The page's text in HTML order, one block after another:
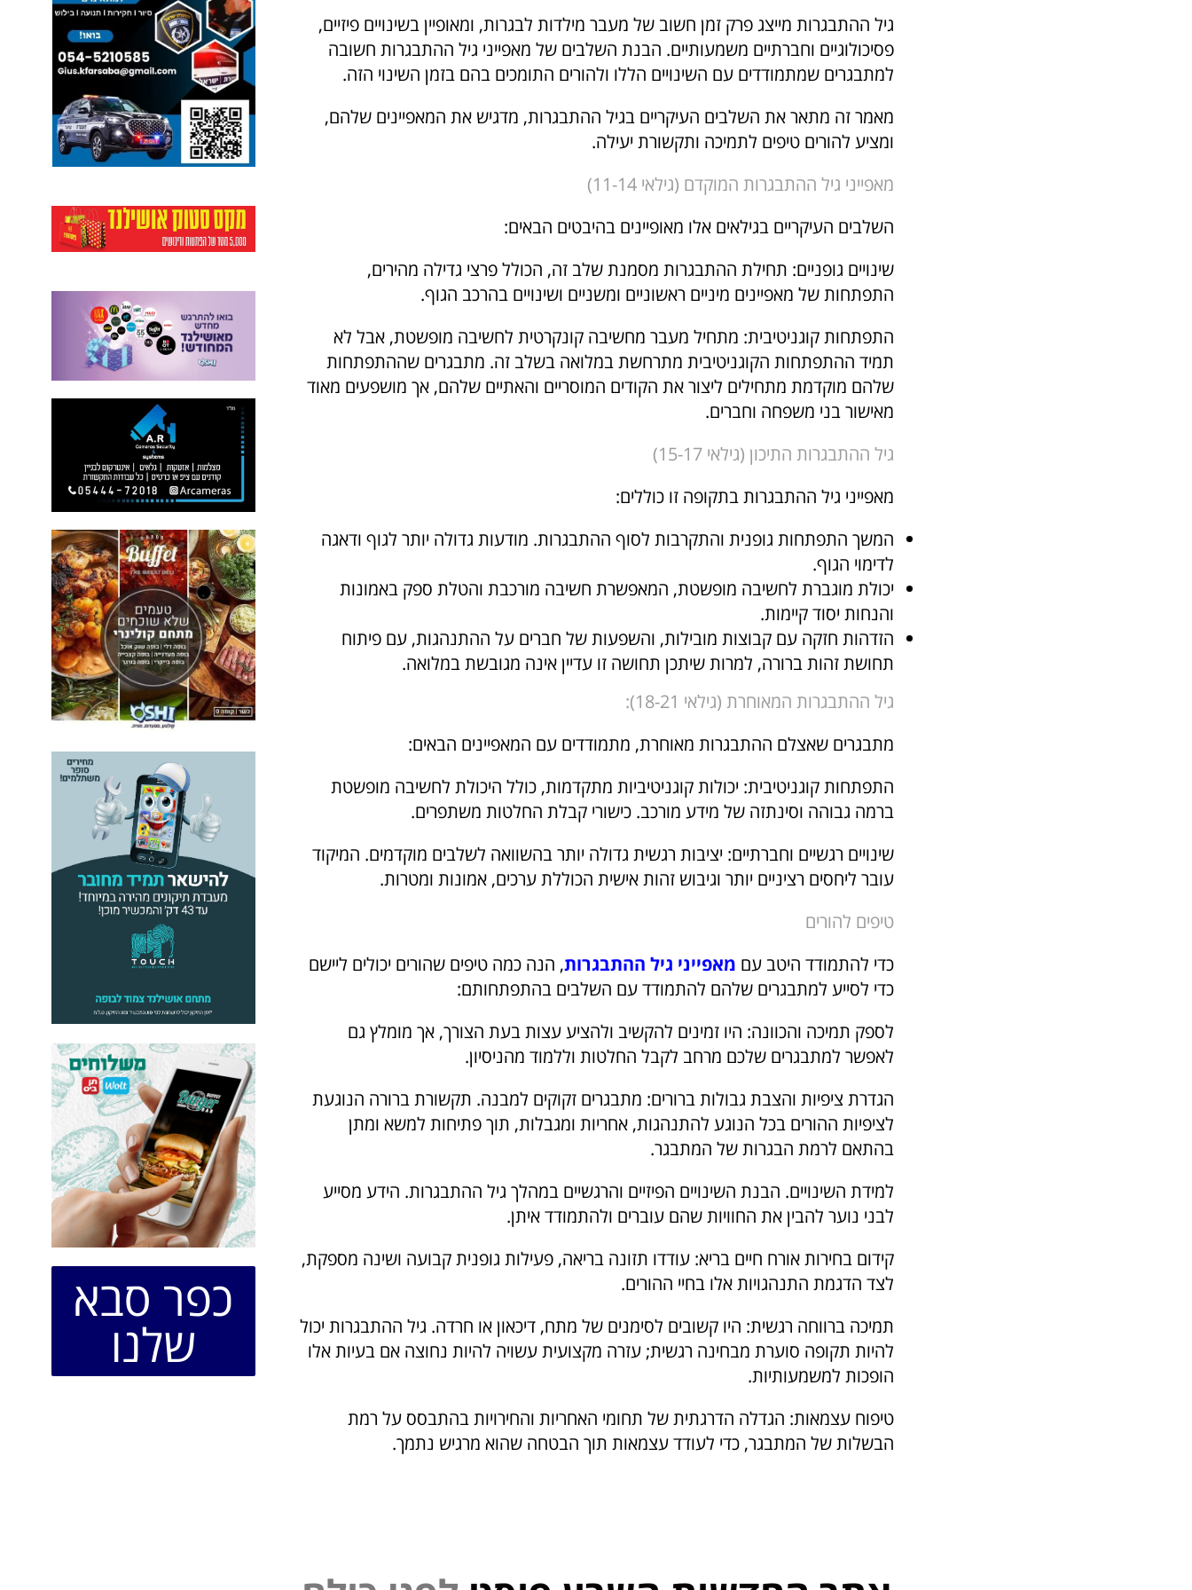
גיל ההתבגרות מייצג פרק זמן חשוב של מעבר מילדות לבגרות, ומאופיין בשינויים פיזיים,
פסיכולוגיים וחברתיים משמעותיים. הבנת השלבים של מאפייני גיל ההתבגרות חשובה
למתבגרים שמתמודדים עם השינויים הללו ולהורים התומכים בהם בזמן השינוי הזה.
מאמר זה מתאר את השלבים העיקריים בגיל ההתבגרות, מדגיש את המאפיינים שלהם,
ומציע להורים טיפים לתמיכה ותקשורת יעילה.
מאפייני גיל ההתבגרות המוקדם (גילאי 11-14)
השלבים העיקריים בגילאים אלו מאופיינים בהיבטים הבאים:
שינויים גופניים: תחילת ההתבגרות מסמנת שלב זה, הכולל פרצי גדילה מהירים,
התפתחות של מאפיינים מיניים ראשוניים ומשניים ושינויים בהרכב הגוף.
התפתחות קוגניטיבית: מתחיל מעבר מחשיבה קונקרטית לחשיבה מופשטת, אבל לא
תמיד ההתפתחות הקוגניטיבית מתרחשת במלואה בשלב זה. מתבגרים שההתפתחות
שלהם מוקדמת מתחילים ליצור את הקודים המוסריים והאתיים שלהם, אך מושפעים מאוד
מאישור בני משפחה וחברים.
גיל ההתבגרות התיכון (גילאי 15-17)
מאפייני גיל ההתבגרות בתקופה זו כוללים:
המשך התפתחות גופנית והתקרבות לסוף ההתבגרות. מודעות גדולה יותר לגוף ודאגה
לדימוי הגוף.
יכולת מוגברת לחשיבה מופשטת, המאפשרת חשיבה מורכבת והטלת ספק באמונות
והנחות יסוד קיימות.
הזדהות חזקה עם קבוצות מובילות, והשפעות של חברים על ההתנהגות, עם פיתוח
תחושת זהות ברורה, למרות שיתכן תחושה זו עדיין אינה מגובשת במלואה.
גיל ההתבגרות המאוחרת (גילאי 18-21):
מתבגרים שאצלם ההתבגרות מאוחרת, מתמודדים עם המאפיינים הבאים:
התפתחות קוגניטיבית: יכולות קוגניטיביות מתקדמות, כולל היכולת לחשיבה מופשטת
ברמה גבוהה וסינתזה של מידע מורכב. כישורי קבלת החלטות משתפרים.
שינויים רגשיים וחברתיים: יציבות רגשית גדולה יותר בהשוואה לשלבים מוקדמים. המיקוד
עובר ליחסים רציניים יותר וגיבוש זהות אישית הכוללת ערכים, אמונות ומטרות.
טיפים להורים
כדי להתמודד היטב עם מאפייני גיל ההתבגרות, הנה כמה טיפים שהורים יכולים ליישם
כדי לסייע למתבגרים שלהם להתמודד עם השלבים בהתפתחותם:
לספק תמיכה והכוונה: היו זמינים להקשיב ולהציע עצות בעת הצורך, אך מומלץ גם
לאפשר למתבגרים שלכם מרחב לקבל החלטות וללמוד מהניסיון.
הגדרת ציפיות והצבת גבולות ברורים: מתבגרים זקוקים למבנה. תקשורת ברורה הנוגעת
לציפיות ההורים בכל הנוגע להתנהגות, אחריות ומגבלות, תוך פתיחות למשא ומתן
בהתאם לרמת הבגרות של המתבגר.
למידת השינויים. הבנת השינויים הפיזיים והרגשיים במהלך גיל ההתבגרות. הידע מסייע
לבני נוער להבין את החוויות שהם עוברים ולהתמודד איתן.
קידום בחירות אורח חיים בריא: עודדו תזונה בריאה, פעילות גופנית קבועה ושינה מספקת,
לצד הדגמת התנהגויות אלו בחיי ההורים.
תמיכה ברווחה רגשית: היו קשובים לסימנים של מתח, דיכאון או חרדה. גיל ההתבגרות יכול
להיות תקופה סוערת מבחינה רגשית; עזרה מקצועית עשויה להיות נחוצה אם בעיות אלו
הופכות למשמעותיות.
טיפוח עצמאות: הגדלה הדרגתית של תחומי האחריות והחירויות בהתבסס על רמת
הבשלות של המתבגר, כדי לעודד עצמאות תוך הבטחה שהוא מרגיש נתמך.
כפר סבא
שלנו